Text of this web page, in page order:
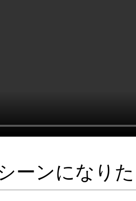
ーンになり